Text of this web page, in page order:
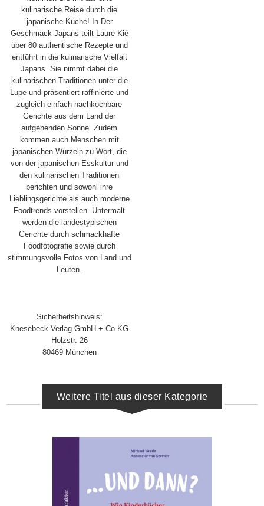
kulinarische Reise durch die
japanische Küche! In Der
Geschmack Japans teilt Laure Kié
über 80 authentische Rezepte und
entführt in die kulinarische Vielfalt
Japans. Sie nimmt dabei die
kulinarischen Traditionen unter die
Lupe und präsentiert raffinierte und
zugleich einfach nachkochbare
Gerichte aus dem Land der
aufgehenden Sonne. Zudem
kommen auch Menschen mit
japanischen Wurzeln zu Wort, die
von der japanischen Esskultur und
den kulinarischen Traditionen
berichten und sowohl ihre
Lieblingsgerichte als auch moderne
Foodtrends vorstellen. Untermalt
werden die landestypischen
Gerichte durch schmackhafte
Foodfotografie sowie durch
stimmungsvolle Fotos von Land und
Leuten.
Sicherheitshinweis:
Knesebeck Verlag GmbH + Co.KG
Holzstr. 26
80469 München
Weitere Titel aus dieser Kategorie